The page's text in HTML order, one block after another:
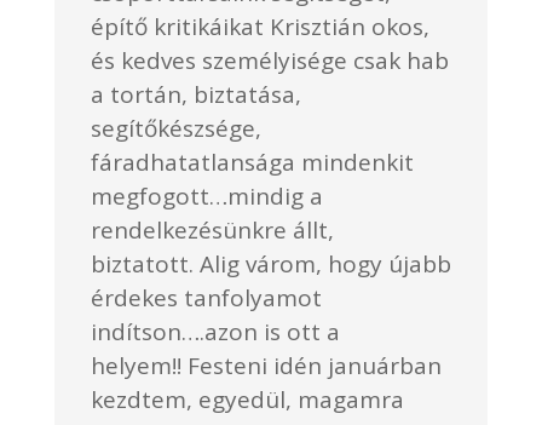
építő kritikáikat Krisztián okos,
és kedves személyisége csak hab
a tortán, biztatása,
segítőkészsége,
fáradhatatlansága mindenkit
megfogott…mindig a
rendelkezésünkre állt,
biztatott. Alig várom, hogy újabb
érdekes tanfolyamot
indítson….azon is ott a
helyem!! Festeni idén januárban
kezdtem, egyedül, magamra